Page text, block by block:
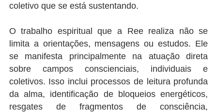
coletivo que se está sustentando.
O trabalho espiritual que a Ree realiza não se
limita a orientações, mensagens ou estudos. Ele
se manifesta principalmente na atuação direta
sobre campos conscienciais, individuais e
coletivos. Isso inclui processos de leitura profunda
da alma, identificação de bloqueios energéticos,
resgates de fragmentos de consciência,